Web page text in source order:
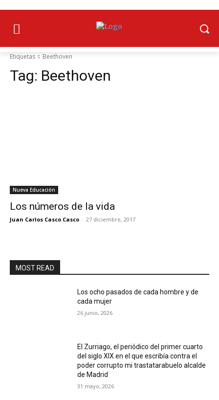
Etiquetas Beethoven
Tag: Beethoven
Nueva Educación
Los números de la vida
Juan Carlos Casco Casco - 27 diciembre, 2017
MOST READ
Los ocho pasados de cada hombre y de
cada mujer
26 junio, 2026
El Zurriago, el periódico del primer cuarto
del siglo XIX en el que escribía contra el
poder corrupto mi trastatarabuelo alcalde
de Madrid
31 mayo, 2026